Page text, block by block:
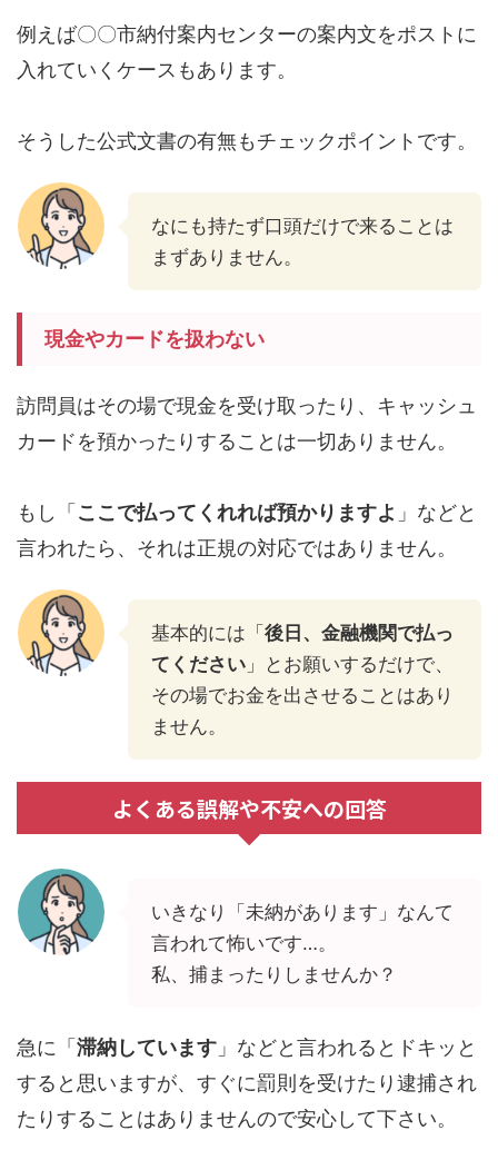
例えば〇〇市納付案内センターの案内文をポストに
入れていくケースもあります。
そうした公式文書の有無もチェックポイントです。
なにも持たず口頭だけで来ることは
まずありません。
現金やカードを扱わない
訪問員はその場で現金を受け取ったり、キャッシュ
カードを預かったりすることは一切ありません。
もし「ここで払ってくれれば預かりますよ 」などと
言われたら、それは正規の対応ではありません。
基本的には「後日、金融機関で払っ
てください 」とお願いするだけで、
その場でお金を出させることはあり
ません。
よくある誤解や不安への回答
いきなり「未納があります」なんて
言われて怖いです…。
私、捕まったりしませんか？
急に「滞納しています 」などと言われるとドキッと
すると思いますが、すぐに罰則を受けたり逮捕され
たりすることはありませんので安心して下さい。